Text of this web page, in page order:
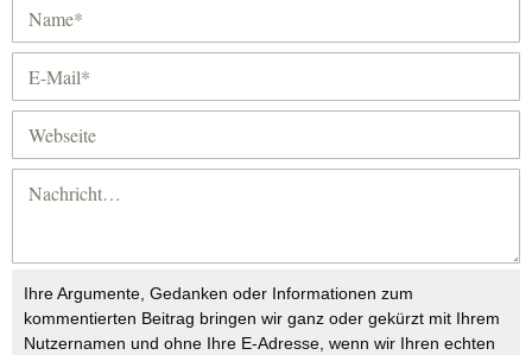
Ihre Argumente, Gedanken oder Informationen zum
kommentierten Beitrag bringen wir ganz oder gekürzt mit Ihrem
Nutzernamen und ohne Ihre E-Adresse, wenn wir Ihren echten